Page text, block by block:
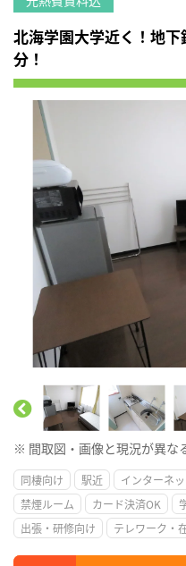
北海学園大学近く！地
分！
※ 間取図・画像と現況が異な
同棲向け 駅近 インターネ
禁煙ルーム
カード決済OK
出張・研修向け
テレワーク・